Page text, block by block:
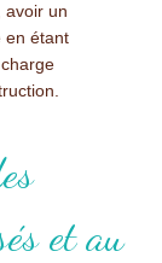
avoir un
en étant
et au